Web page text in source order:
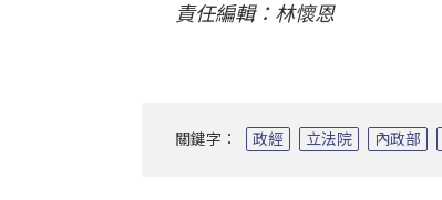
責任編輯：林懷恩
關鍵字： 政經 立法院 內政部